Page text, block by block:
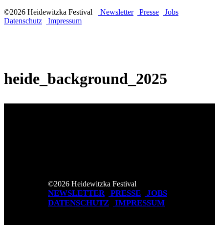
©2026 Heidewitzka Festival
Newsletter Presse
Jobs
Datenschutz
Impressum
heide_background_2025
©2026 Heidewitzka Festival
NEWSLETTER PRESSE
JOBS
DATENSCHUTZ
IMPRESSUM